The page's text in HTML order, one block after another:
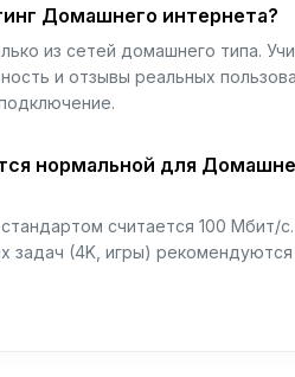
Домашнего интернета?
из сетей домашнего типа.
и отзывы реальных
нормальной для
считается 100 Мбит/
задач (4K, игры)